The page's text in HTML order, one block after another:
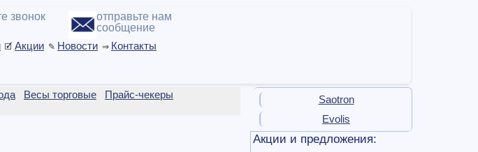
звонок
отправьте нам
сообщение
🗹 Акции ✎ Новости ⇒ Контакты
Saotron
Evolis
Акции и предложения:
Весы торговые
Прайс-чекеры